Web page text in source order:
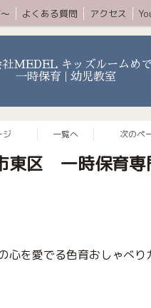
よくある質問 アクセス
社MEDEL キッズルームめ
一時保育 | 幼児教室
ジ 一覧へ 次のペ
東区 一時保育
を愛でる色育おしゃべり